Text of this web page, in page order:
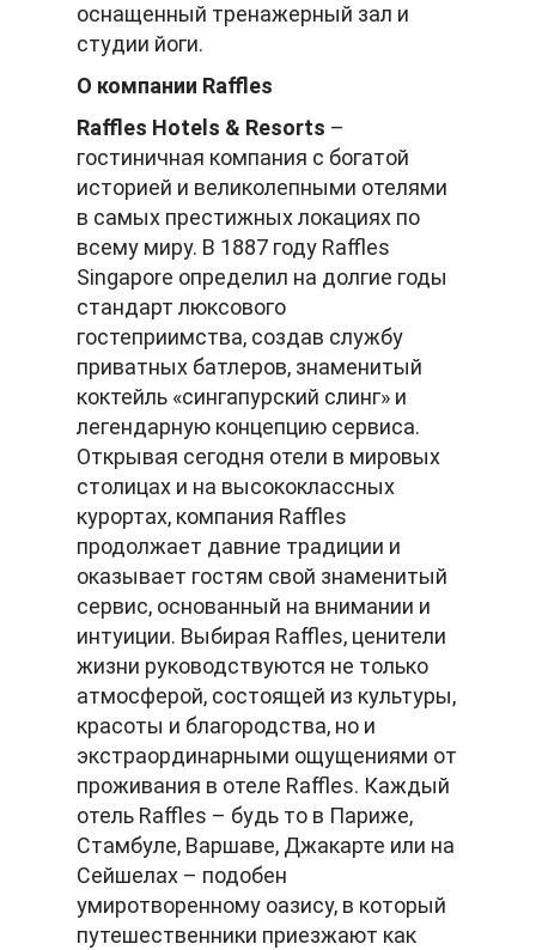
оснащенный тренажерный зал и
студии йоги.
О компании Raffles
Raffles Hotels & Resorts –
гостиничная компания с богатой
историей и великолепными отелями
в самых престижных локациях по
всему миру. В 1887 году Raffles
Singapore определил на долгие годы
стандарт люксового
гостеприимства, создав службу
приватных батлеров, знаменитый
коктейль «сингапурский слинг» и
легендарную концепцию сервиса.
Открывая сегодня отели в мировых
столицах и на высококлассных
курортах, компания Raffles
продолжает давние традиции и
оказывает гостям свой знаменитый
сервис, основанный на внимании и
интуиции. Выбирая Raffles, ценители
жизни руководствуются не только
атмосферой, состоящей из культуры,
красоты и благородства, но и
экстраординарными ощущениями от
проживания в отеле Raffles. Каждый
отель Raffles – будь то в Париже,
Стамбуле, Варшаве, Джакарте или на
Сейшелах – подобен
умиротворенному оазису, в который
путешественники приезжают как